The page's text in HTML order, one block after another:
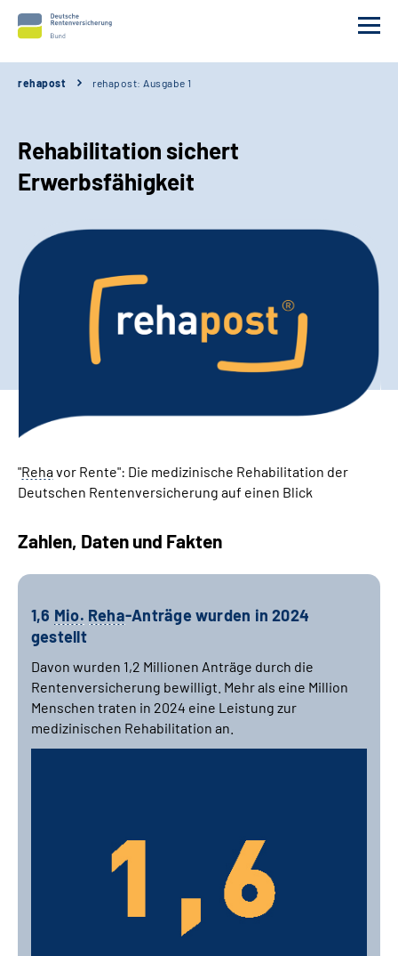
Kontakt
rehapost abonnieren
Erweiterte Suche
Leichte Sprache
rehapost rehapost: Ausgabe 1
Rehabilitation sichert
Erwerbsfähigkeit
"Rehavor Rente": Die medizinische Rehabilitation der
Deutschen Rentenversicherung auf einen Blick
Zahlen, Daten und Fakten
1,6 Mio. Reha-Anträge wurden in 2024
gestellt
Davon wurden 1,2 Millionen Anträge durch die
Rentenversicherung bewilligt. Mehr als eine Million
Menschen traten in 2024 eine Leistung zur
medizinischen Rehabilitation an.